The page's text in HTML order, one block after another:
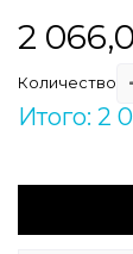
2
Количество
Итого: 2